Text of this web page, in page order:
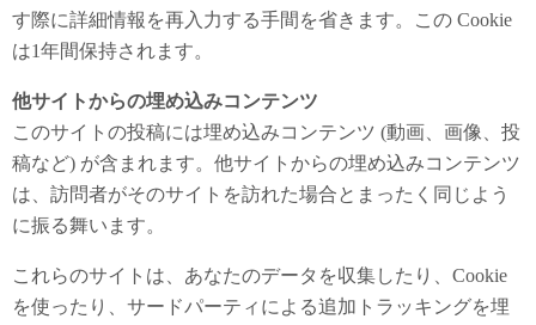
す際に詳細情報を再入力する手間を省きます。この Cookie
は1年間保持されます。
他サイトからの埋め込みコンテンツ
このサイトの投稿には埋め込みコンテンツ (動画、画像、投
稿など) が含まれます。他サイトからの埋め込みコンテンツ
は、訪問者がそのサイトを訪れた場合とまったく同じよう
に振る舞います。
これらのサイトは、あなたのデータを収集したり、Cookie
を使ったり、サードパーティによる追加トラッキングを埋